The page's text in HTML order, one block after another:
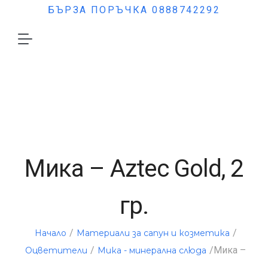
БЪРЗА ПОРЪЧКА 0888742292
Мика – Aztec Gold, 2
гр.
Начало / Материали за сапун и козметика /
Оцветители / Мика - минерална слюда /Мика –